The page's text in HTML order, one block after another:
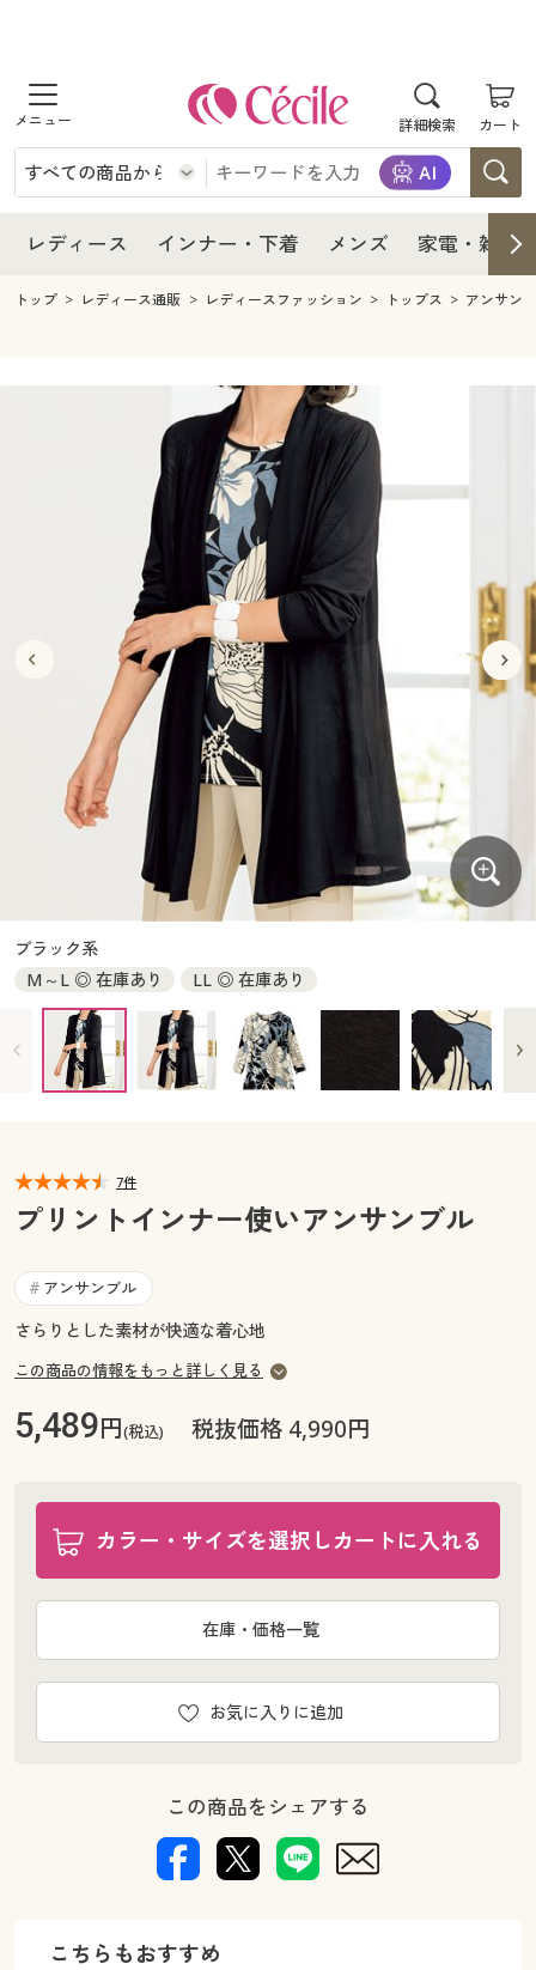
詳細検索 カート
商品を探す
レディース
レディースファッション
インナー・下着
インナー・下着通販すべて
ジュニア・ティーンズ下着
メンズ
メンズファッション
家電・雑貨すべて
キッチン・雑貨・日用品
寝具・インテリア・家具
寝具・インテリア・家具通販すべて
寝具・ベッド
カーテン・ラグ・ファブリック
美容・健康通販すべて
美容・健康・サプリメント
制服・スクール
制服・スクールすべて
制服・学生服
ジュニア・ティーンズ下着
大きいサイズ
大きいサイズ通販すべて
大きいサイズ レディース服
大きいサイズ レディース下着
大きいサイズ メンズ
大きいサイズ 事務・制服
バーゲンセール
シークレットセール
詳細検索
商品カテゴリ一覧
カタログ・チラシからのご注文
デジタルカタログ
カタログ無料プレゼント
マイページ
お気に入り
サポート
ご利用ガイド
よくある質問とお問い合わせ
レディース インナー・下着 メンズ 家電・雑貨
レディース
レディース通販すべて
レディースファッション
インナー・下着
インナー・下着通販すべて
ジュニア・ティーンズ下着
メンズ
キッチン・雑貨・日用品
寝具・インテリア・家具通販すべて
カーテン・ラグ・ファブリック
美容・健康通販すべて
美容・健康・サプリメント
制服・スクール
制服・スクールすべて
制服・学生服
ジュニア・ティーンズ下着
大きいサイズ
大きいサイズ通販すべて
大きいサイズ レディース服
大きいサイズ レディース下着
大きいサイズ メンズ
大きいサイズ 事務・制服
バーゲンセール
シークレットセール
商品カテゴリ一覧
カタログ
カタログ・チラシからのご注文
カタログ無料プレゼント
会員メニュー
閲覧履歴
サポート
ご利用ガイド
よくある質問とお問い合わせ
トップ レディース通販 レディースファッション トップス アンサン
ブラック系
M～L ◎ 在庫あり
LL ◎ 在庫あり
7件
プリントインナー使いアンサンブル
# アンサンブル
さらりとした素材が快適な着心地
この商品の情報をもっと詳しく見る
5,489円(税込) 税抜価格 4,990円
カラー・サイズを選択しカートに入れる
お気に入りに追加
在庫・価格一覧
この商品をシェアする
こちらもおすすめ